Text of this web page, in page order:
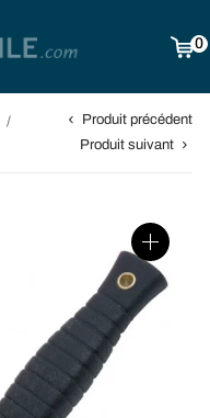
0
/
Produit précédent
Produit suivant